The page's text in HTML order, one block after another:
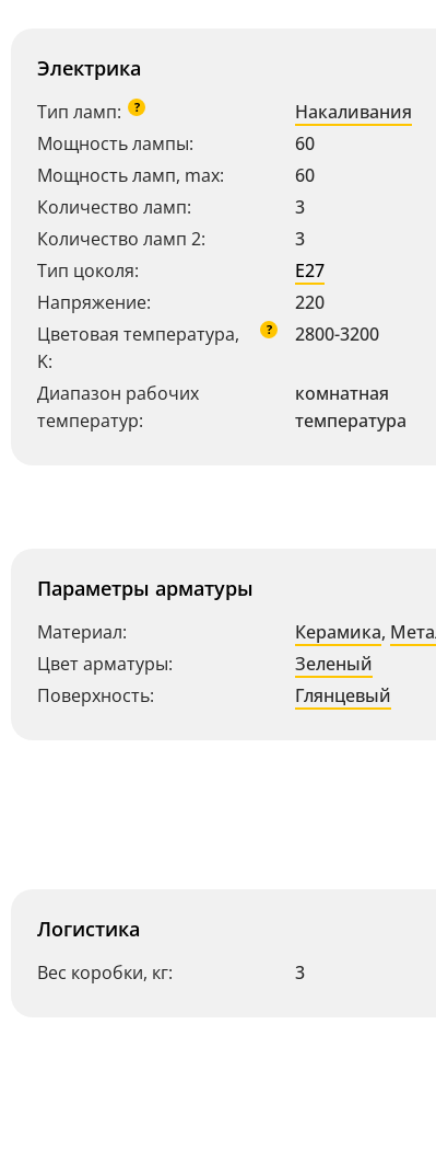
Электрика
Тип ламп: ?
Накаливания
Мощность лампы:
60
Мощность ламп, max:
60
Количество ламп:
3
Количество ламп 2:
3
Тип цоколя:
E27
Напряжение:
220
Цветовая температура,
K:
? 2800-3200
Диапазон рабочих
температур:
комнатная
температура
Параметры арматуры
Материал: Керамика,
Цвет арматуры:
Зеленый
Поверхность:
Глянцевый
Логистика
Вес коробки, кг: 3